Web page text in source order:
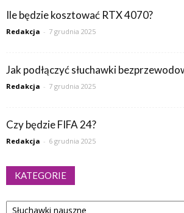
Ile będzie kosztować RTX 4070?
Redakcja - 7 grudnia 2025
Jak podłączyć słuchawki
Redakcja - 7 grudnia 2025
Czy będzie FIFA 24?
Redakcja - 6 grudnia 2025
KATEGORIE
Kategorie